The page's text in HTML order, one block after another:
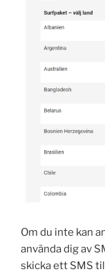
Om du inte kan
använda dig av
skicka ett SMS